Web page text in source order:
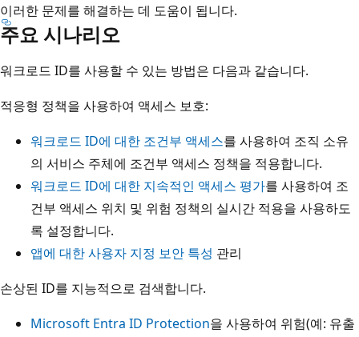
이러한 문제를 해결하는 데 도움이 됩니다.
주요 시나리오
워크로드 ID를 사용할 수 있는 방법은 다음과 같습니다.
적응형 정책을 사용하여 액세스 보호:
워크로드 ID에 대한 조건부 액세스를 사용하여 조직 소유
의 서비스 주체에 조건부 액세스 정책을 적용합니다.
워크로드 ID에 대한 지속적인 액세스 평가를 사용하여 조
건부 액세스 위치 및 위험 정책의 실시간 적용을 사용하도
록 설정합니다.
앱에 대한 사용자 지정 보안 특성 관리
손상된 ID를 지능적으로 검색합니다.
Microsoft Entra ID Protection을 사용하여 위험(예: 유출